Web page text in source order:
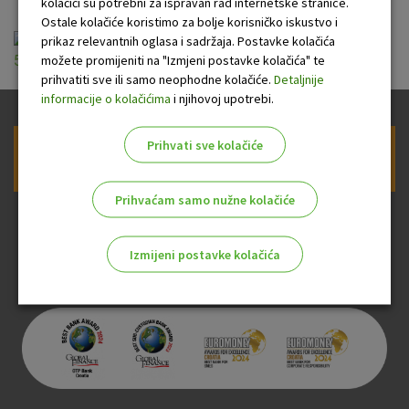
Naknade OTP banke_sefovi za potrosace od
5.10.2025.pdf
Prijava na newsletter OTP banke
Ostale kolačiće koristimo za bolje korisničko iskustvo i
prikaz relevantnih oglasa i sadržaja. Postavke kolačića
možete promijeniti na "Izmjeni postavke kolačića" te
prihvatiti sve ili samo neophodne kolačiće. Detaljnije
informacije o kolačićima i njihovoj upotrebi.
Prihvati sve kolačiće
Prihvaćam samo nužne kolačiće
Izmijeni postavke kolačića